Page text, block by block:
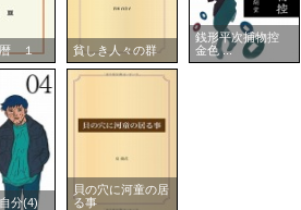
暦 １ 貧しき人々の群
銭形平次捕物控
金色 ...
分(4)
貝の穴に河童の居
る事